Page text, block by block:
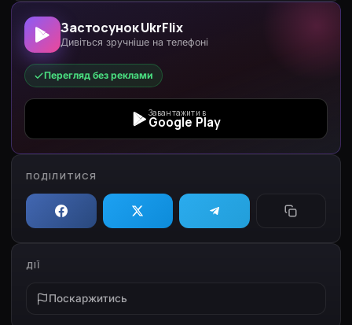
Застосунок UkrFlix
Дивіться зручніше на телефоні
Перегляд без реклами
Завантажити в
Google Play
ПОДІЛИТИСЯ
ДІЇ
Поскаржитись